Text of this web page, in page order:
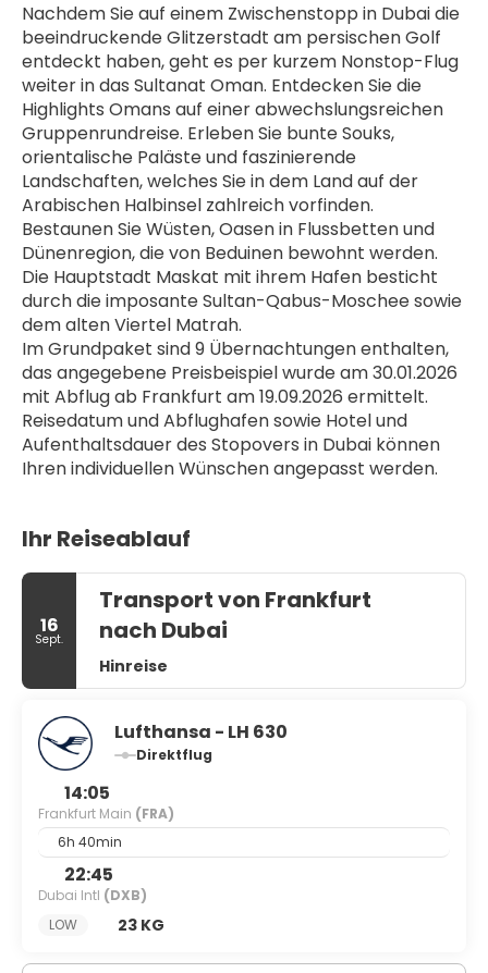
Nachdem Sie auf einem Zwischenstopp in Dubai die
beeindruckende Glitzerstadt am persischen Golf
entdeckt haben, geht es per kurzem Nonstop-Flug
weiter in das Sultanat Oman. Entdecken Sie die
Highlights Omans auf einer abwechslungsreichen
Gruppenrundreise. Erleben Sie bunte Souks,
orientalische Paläste und faszinierende
Landschaften, welches Sie in dem Land auf der
Arabischen Halbinsel zahlreich vorfinden.
Bestaunen Sie Wüsten, Oasen in Flussbetten und
Dünenregion, die von Beduinen bewohnt werden.
Die Hauptstadt Maskat mit ihrem Hafen besticht
durch die imposante Sultan-Qabus-Moschee sowie
dem alten Viertel Matrah.
Im Grundpaket sind 9 Übernachtungen enthalten,
das angegebene Preisbeispiel wurde am 30.01.2026
mit Abflug ab Frankfurt am 19.09.2026 ermittelt.
Reisedatum und Abflughafen sowie Hotel und
Aufenthaltsdauer des Stopovers in Dubai können
Ihren individuellen Wünschen angepasst werden.
Ihr Reiseablauf
16
Sept.
Transport von Frankfurt
nach Dubai
Hinreise
Lufthansa - LH 630
Direktflug
14:05
Frankfurt Main (FRA)
6h 40min
22:45
Dubai Intl (DXB)
LOW
23 KG